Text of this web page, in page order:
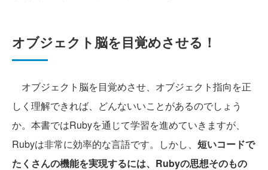
オブジェクト脳を目覚めさせる！
オブジェクト脳を目覚めさせ、オブジェクト指向を正
しく理解できれば、どんないいことがあるのでしょう
か。本書ではRubyを通じて学習を進めていきますが、
Rubyは非常に効率的な言語です。しかし、 短いコードで
たくさんの機能を実現するには、Rubyの思想そのもの